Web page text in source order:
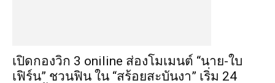
เปิดกองวิก 3 oniline ส่องโมเมนต์ “นาย-ใบ
เฟิร์น” ชวนฟิน ใน “สร้อยสะบันงา” เริ่ม 24